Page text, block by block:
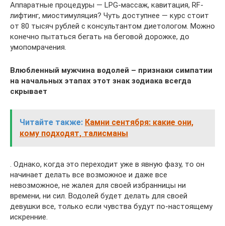
Аппаратные процедуры — LPG-массаж, кавитация, RF-
лифтинг, миостимуляция? Чуть доступнее — курс стоит
от 80 тысяч рублей с консультантом диетологом. Можно
конечно пытаться бегать на беговой дорожке, до
умопомрачения.
Влюбленный мужчина водолей – признаки симпатии
на начальных этапах этот знак зодиака всегда
скрывает
Читайте также: Камни сентября: какие они,
кому подходят, талисманы
. Однако, когда это переходит уже в явную фазу, то он
начинает делать все возможное и даже все
невозможное, не жалея для своей избранницы ни
времени, ни сил. Водолей будет делать для своей
девушки все, только если чувства будут по-настоящему
искренние.